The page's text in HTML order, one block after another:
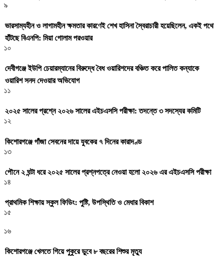
৯
ভারসাম্যহীন ও লাগামহীন ক্ষমতার কারণেই শেখ হাসিনা স্বৈরাচারী হয়েছিলেন, একই পথে
হাঁটছে বিএনপি: মিয়া গোলাম পরওয়ার
১০
দেবীগঞ্জে ইউপি চেয়ারম্যানের বিরুদ্ধে বৈধ ওয়ারিশদের বঞ্চিত করে পালিত কন্যাকে
ওয়ারিশ সনদ দেওয়ার অভিযোগ
১১
২০২৫ সালের প্রশ্নে ২০২৬ সালের এইচএসসি পরীক্ষা: তদন্তে ৩ সদস্যের কমিটি
১২
কিশোরগঞ্জে গাঁজা সেবনের দায়ে যুবকের ৭ দিনের কারাদণ্ড
১৩
পৌনে ২ ঘন্টা ধরে ২০২৫ সালের প্রশ্নপত্রে নেওয়া হলো ২০২৬ এর এইচএসসি পরীক্ষা
১৪
প্রাথমিক শিক্ষায় স্কুল ফিডিং: পুষ্টি, উপস্থিতি ও মেধার বিকাশ
১৫
১৬
কিশোরগঞ্জে খেলতে গিয়ে পুকুরে ডুবে ৮ বছরের শিশুর মৃত্যু